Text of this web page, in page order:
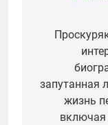
записям
запутанная
жизнь
включая